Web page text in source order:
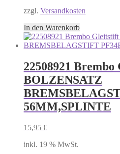
zzgl. Versandkosten
In den Warenkorb
22508921
BOLZENSATZ
56MM,SPLINTE
15,95 €
inkl. 19 % MwSt.